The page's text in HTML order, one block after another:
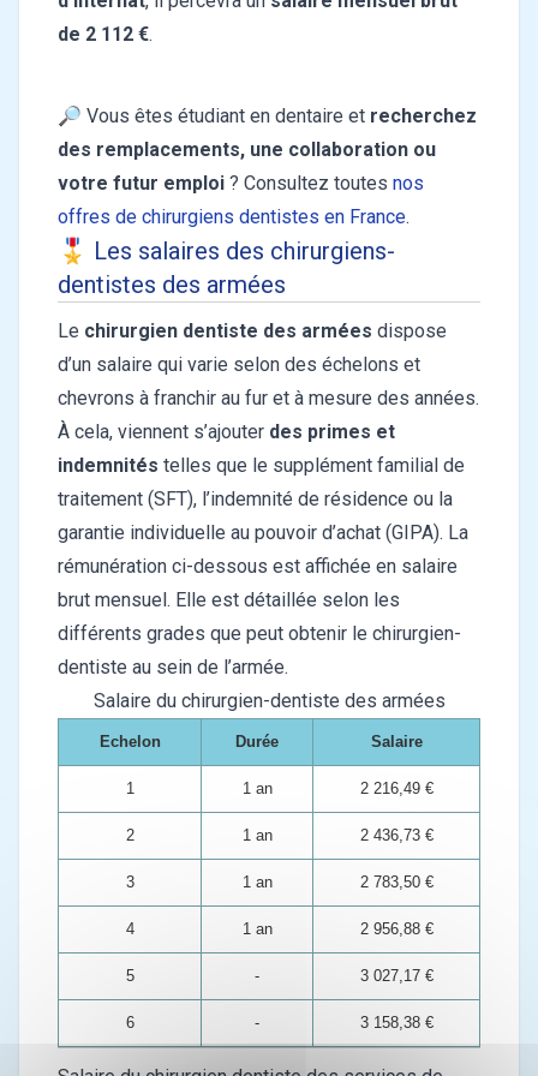
de 2 112 €.
🔎 Vous êtes étudiant en dentaire et recherchez
des remplacements, une collaboration ou
votre futur emploi ? Consultez toutes nos
offres de chirurgiens dentistes en France.
🎖️ Les salaires des chirurgiens-
dentistes des armées
Le chirurgien dentiste des armées dispose
d’un salaire qui varie selon des échelons et
chevrons à franchir au fur et à mesure des années.
À cela, viennent s’ajouter des primes et
indemnités telles que le supplément familial de
traitement (SFT), l’indemnité de résidence ou la
garantie individuelle au pouvoir d’achat (GIPA). La
rémunération ci-dessous est affichée en salaire
brut mensuel. Elle est détaillée selon les
différents grades que peut obtenir le chirurgien-
dentiste au sein de l’armée.
Salaire du chirurgien-dentiste des armées
Echelon Durée Salaire
1 1 an 2 216,49 €
2 1 an 2 436,73 €
3 1 an 2 783,50 €
4 1 an 2 956,88 €
5 - 3 027,17 €
6 - 3 158,38 €